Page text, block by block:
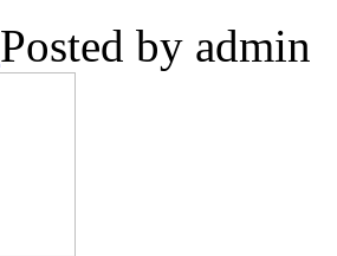
Posted by admin